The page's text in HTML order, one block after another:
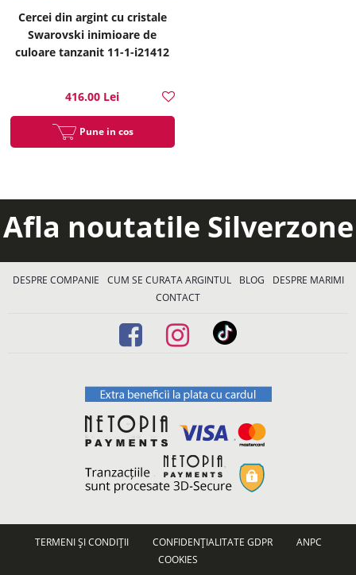
Cercei din argint cu cristale
Swarovski inimioare de
culoare tanzanit 11-1-i21412
416.00 Lei
Pune in cos
Afla noutatile Silverzone
DESPRE COMPANIE CUM SE CURATA ARGINTUL BLOG
DESPRE MARIMI
CONTACT
TERMENI ȘI CONDIȚII CONFIDENȚIALITATE GDPR
ANPC
COOKIES